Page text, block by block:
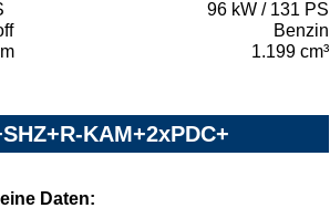
96 kW / 131 PS
Benzin
1.199 cm³
KAM+2xPDC+
Daten: